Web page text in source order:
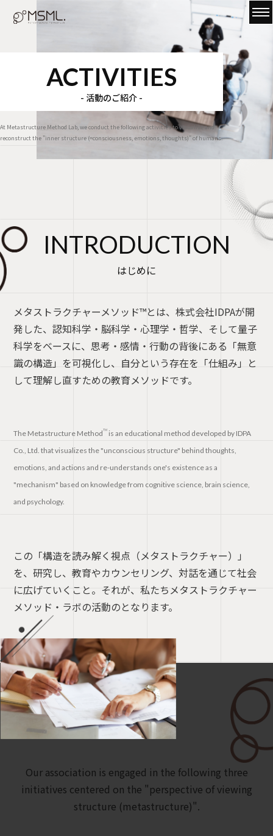
ACTIVITIES
- 活動のご紹介 -
At Metastructure Method Lab, we conduct the following activities to visualize and
reconstruct the "inner structure (=consciousness, emotions, thoughts)" of humans.
INTRODUCTION
はじめに
メタストラクチャーメソッド™️とは、株式会社IDPAが開
発した、認知科学・脳科学・心理学・哲学、そして量子
科学をベースに、思考・感情・行動の背後にある「無意
識の構造」を可視化し、自分という存在を「仕組み」と
して理解し直すための教育メソッドです。
The Metastructure Method TM is an educational method developed by IDPA
Co., Ltd. that visualizes the "unconscious structure" behind thoughts,
emotions, and actions and re-understands one's existence as a
"mechanism" based on knowledge from cognitive science, brain science,
and psychology.
この「構造を読み解く視点（メタストラクチャー）」
を、研究し、教育やカウンセリング、対話を通じて社会
に広げていくこと。それが、私たちメタストラクチャー
メソッド・ラボの活動のとなります。
Our association is engaged in the following three
initiatives centered on the "perspective of viewing
structure (metastructure)".